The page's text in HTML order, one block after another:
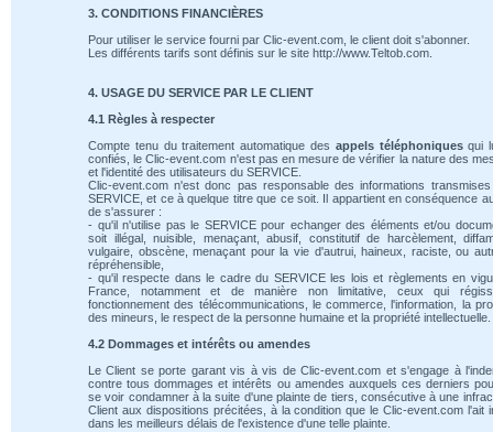
3. CONDITIONS FINANCIÈRES
Pour utiliser le service fourni par Clic-event.com, le client doit s'abonner.
Les différents tarifs sont définis sur le site http://www.Teltob.com.
4. USAGE DU SERVICE PAR LE CLIENT
4.1 Règles à respecter
Compte tenu du traitement automatique des appels téléphoniquesqui
confiés, le Clic-event.com n'est pas en mesure de vérifier la nature des
et l'identité des utilisateurs du SERVICE.
Clic-event.com n'est donc pas responsable des informations
SERVICE, et ce à quelque titre que ce soit. Il appartient en conséquence
de s'assurer :
- qu'il n'utilise pas le SERVICE pour echanger des éléments et/ou
soit illégal, nuisible, menaçant, abusif, constitutif de harcèlement,
vulgaire, obscène, menaçant pour la vie d'autrui, haineux, raciste, ou
répréhensible,
- qu'il respecte dans le cadre du SERVICE les lois et règlements en
France, notamment et de manière non limitative, ceux qui
fonctionnement des télécommunications, le commerce, l'information, la
des mineurs, le respect de la personne humaine et la propriété intellectuelle.
4.2 Dommages et intérêts ou amendes
Le Client se porte garant vis à vis de Clic-event.com et s'engage à
contre tous dommages et intérêts ou amendes auxquels ces derniers
se voir condamner à la suite d'une plainte de tiers, consécutive à une
Client aux dispositions précitées, à la condition que le Clic-event.com l'ait
dans les meilleurs délais de l'existence d'une telle plainte.